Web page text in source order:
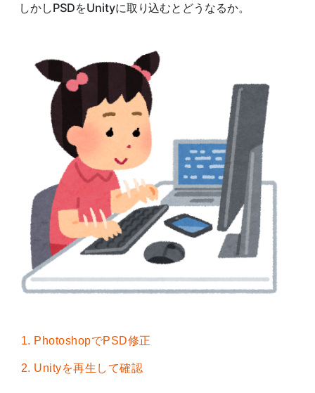
しかしPSDをUnityに取り込むとどうなるか。
PhotoshopでPSD修正
Unityを再生して確認